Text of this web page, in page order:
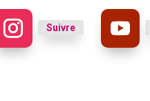
Suivre